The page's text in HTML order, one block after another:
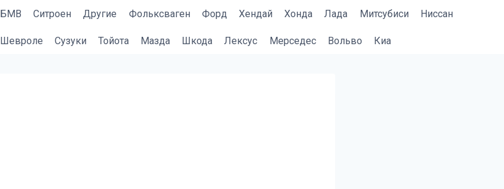
БМВ Cитроен Другие Фольксваген Форд Хендай Хонда Лада Митсубиси Ниссан
Шевроле Сузуки Тойота Мазда Шкода Лексус Мерседес Вольво Киа